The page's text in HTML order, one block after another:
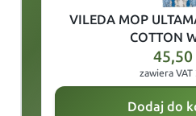
VILEDA MOP
COTTON
45,50
zawiera VAT
Dodaj do